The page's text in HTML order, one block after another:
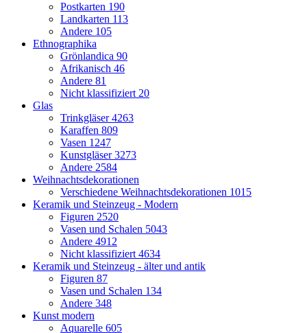
Postkarten 190
Landkarten 113
Andere 105
Ethnographika
Grönlandica 90
Afrikanisch 46
Andere 81
Nicht klassifiziert20
Glas
Trinkgläser4263
Karaffen 809
Vasen 1247
Kunstgläser3273
Andere 2584
Weihnachtsdekorationen
Verschiedene Weihnachtsdekorationen 1015
Keramik und Steinzeug - Modern
Figuren 2520
Vasen und Schalen 5043
Andere 4912
Nicht klassifiziert4634
Keramik und Steinzeug - älter und antik
Figuren 87
Vasen und Schalen 134
Andere 348
Kunst modern
Aquarelle 605